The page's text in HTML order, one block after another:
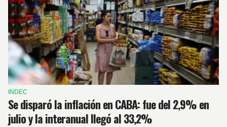
INDEC
Se disparó la inflación en CABA: fue del 2,9% en
julio y la interanual llegó al 33,2%